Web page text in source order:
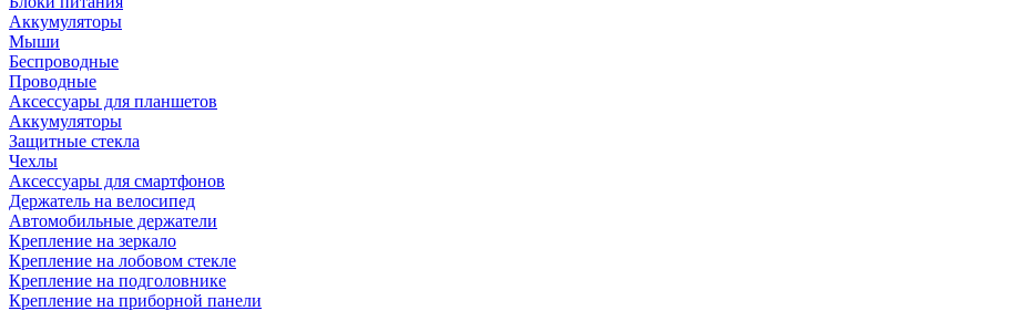
Аккумуляторы
Мыши
Беспроводные
Проводные
Аксессуары для планшетов
Аккумуляторы
Защитные стекла
Чехлы
Аксессуары для смартфонов
Держатель на велосипед
Автомобильные держатели
Крепление на зеркало
Крепление на лобовом стекле
Крепление на подголовнике
Крепление на приборной панели